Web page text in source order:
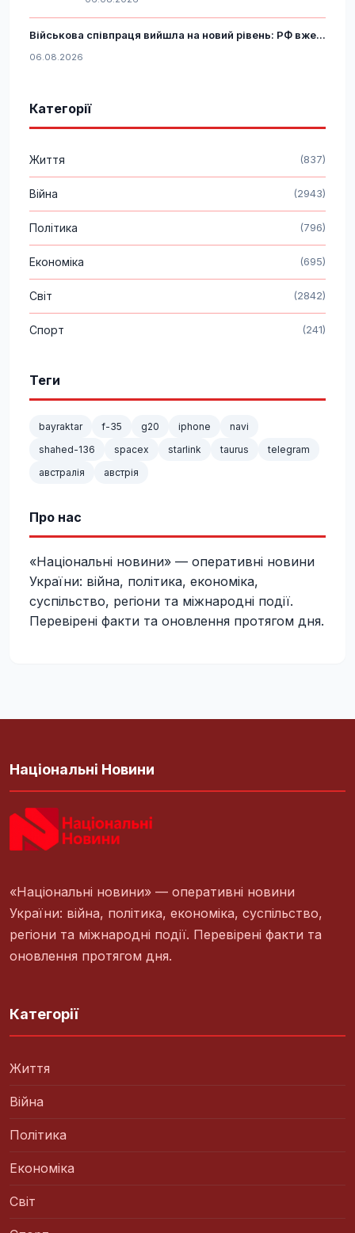
Військова співпраця вийшла на новий рівень: РФ вже...
06.08.2026
Категорії
Життя (837)
Війна (2943)
Політика (796)
Економіка (695)
Світ (2842)
Спорт (241)
Теги
bayraktar f-35 g20 iphone
navi
shahed-136
spacex starlink taurus
telegram
австралія
австрія
Про нас
«Національні новини» — оперативні новини
України: війна, політика, економіка,
суспільство, регіони та міжнародні події.
Перевірені факти та оновлення протягом дня.
Національні Новини
«Національні новини» — оперативні новини
України: війна, політика, економіка, суспільство,
регіони та міжнародні події. Перевірені факти та
оновлення протягом дня.
Категорії
Життя
Війна
Політика
Економіка
Світ